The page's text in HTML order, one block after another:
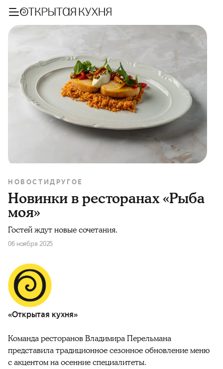
НОВОСТИДРУГОЕ
Новинки в ресторанах «Рыба
моя»
Гостей ждут новые сочетания.
06 ноября 2025
«Открытая кухня»
Команда ресторанов Владимира Перельмана
представила традиционное сезонное обновление меню
с акцентом на осенние специалитеты.